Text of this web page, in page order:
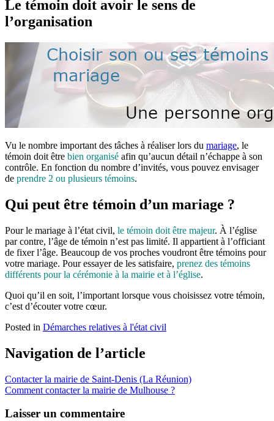
Le témoin doit avoir le sens de
l’organisation
Vu le nombre important des tâches à réaliser lors du mariage, le
témoin doit être bien organisé afin qu’aucun détail n’échappe à son
contrôle. En fonction du nombre d’invités, vous pouvez envisager
de prendre 2 ou plusieurs témoins.
Qui peut être témoin d’un mariage ?
Pour le mariage à l’état civil, le témoin doit être majeur. À l’église
par contre, l’âge de témoin n’est pas limité. Il appartient à l’officiant
de fixer l’âge. Beaucoup de vos proches voudront être témoins pour
votre mariage. Pour essayer de les satisfaire, prenez des témoins
différents pour la cérémonie à la mairie et à l’église.
Quoi qu’il en soit, l’important lorsque vous choisissez votre témoin,
c’est d’écouter votre cœur.
Posted in Démarches relatives à l'état civil
Navigation de l’article
Contacter la mairie de Saint-Denis (La Réunion)
Comment contacter la mairie de Mulhouse ?
Laisser un commentaire